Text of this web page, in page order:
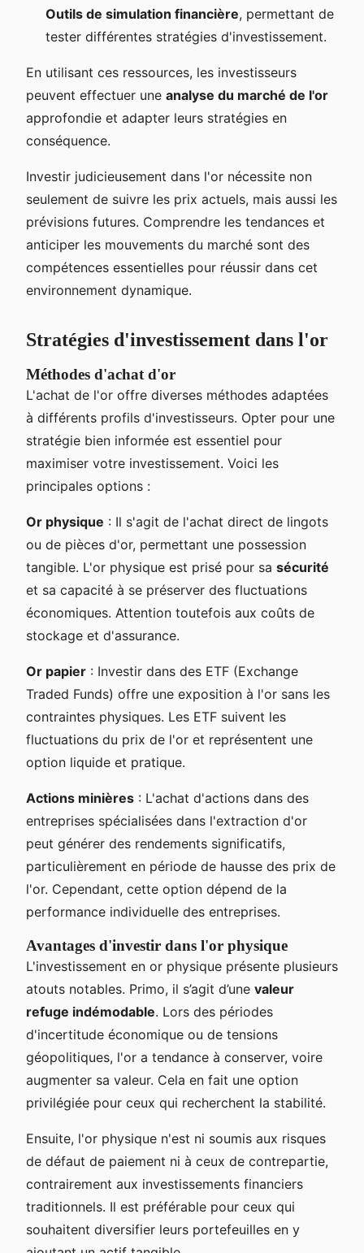
Outils de simulation financière, permettant de
tester différentes stratégies d'investissement.
En utilisant ces ressources, les investisseurs
peuvent effectuer une analyse du marché de l'or
approfondie et adapter leurs stratégies en
conséquence.
Investir judicieusement dans l'or nécessite non
seulement de suivre les prix actuels, mais aussi les
prévisions futures. Comprendre les tendances et
anticiper les mouvements du marché sont des
compétences essentielles pour réussir dans cet
environnement dynamique.
Stratégies d'investissement dans l'or
Méthodes d'achat d'or
L'achat de l'or offre diverses méthodes adaptées
à différents profils d'investisseurs. Opter pour une
stratégie bien informée est essentiel pour
maximiser votre investissement. Voici les
principales options :
Or physique : Il s'agit de l'achat direct de lingots
ou de pièces d'or, permettant une possession
tangible. L'or physique est prisé pour sa sécurité
et sa capacité à se préserver des fluctuations
économiques. Attention toutefois aux coûts de
stockage et d'assurance.
Or papier : Investir dans des ETF (Exchange
Traded Funds) offre une exposition à l'or sans les
contraintes physiques. Les ETF suivent les
fluctuations du prix de l'or et représentent une
option liquide et pratique.
Actions minières : L'achat d'actions dans des
entreprises spécialisées dans l'extraction d'or
peut générer des rendements significatifs,
particulièrement en période de hausse des prix de
l'or. Cependant, cette option dépend de la
performance individuelle des entreprises.
Avantages d'investir dans l'or physique
L'investissement en or physique présente plusieurs
atouts notables. Primo, il s’agit d’une valeur
refuge indémodable. Lors des périodes
d'incertitude économique ou de tensions
géopolitiques, l'or a tendance à conserver, voire
augmenter sa valeur. Cela en fait une option
privilégiée pour ceux qui recherchent la stabilité.
Ensuite, l'or physique n'est ni soumis aux risques
de défaut de paiement ni à ceux de contrepartie,
contrairement aux investissements financiers
traditionnels. Il est préférable pour ceux qui
souhaitent diversifier leurs portefeuilles en y